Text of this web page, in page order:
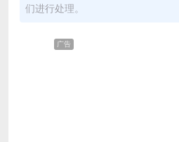
们进行处理。
广告